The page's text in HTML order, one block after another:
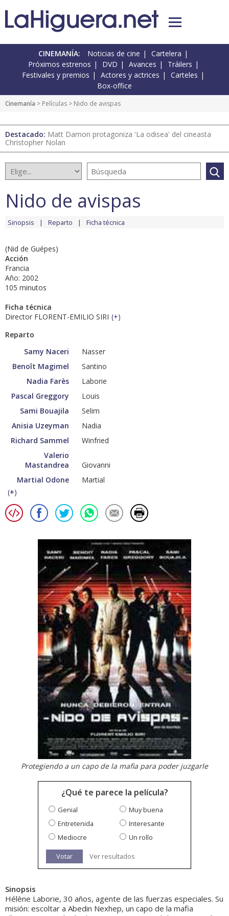
CINEMANÍA: Noticias de cine
Cartelera
Próximos estrenos
DVD Avances
Tráilers
Festivales y premios
Actores y actrices
Carteles
Box-office
Cinemanía > Películas > Nido de avispas
Destacado: Matt Damon protagoniza 'La odisea' del cineasta
Christopher Nolan
Nido de avispas
Sinopsis Reparto Ficha técnica
(Nid de Guépes)
Acción
Francia
Año: 2002
105 minutos
Ficha técnica
Director FLORENT-EMILIO SIRI (+)
Reparto
Samy Naceri
Nasser
Benoît Magimel
Santino
Nadia Farès
Laborie
Pascal Greggory
Louis
Sami Bouajila
Selim
Anisia Uzeyman
Nadia
Richard Sammel
Winfried
Valerio
Mastandrea
Giovanni
Martial Odone
Martial
(+)
Protegiendo a un capo de la mafia para poder juzgarle
¿Qué te parece la película?
Genial
Muy buena
Entretenida
Interesante
Mediocre
Un rollo
Votar Ver resultados
Sinopsis
Hélène Laborie, 30 años, agente de las fuerzas especiales. Su
misión: escoltar a Abedin Nexhep, un capo de la mafia